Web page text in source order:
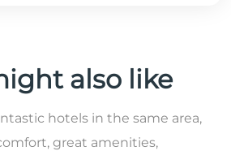
also like
hotels in the same area,
great amenities,